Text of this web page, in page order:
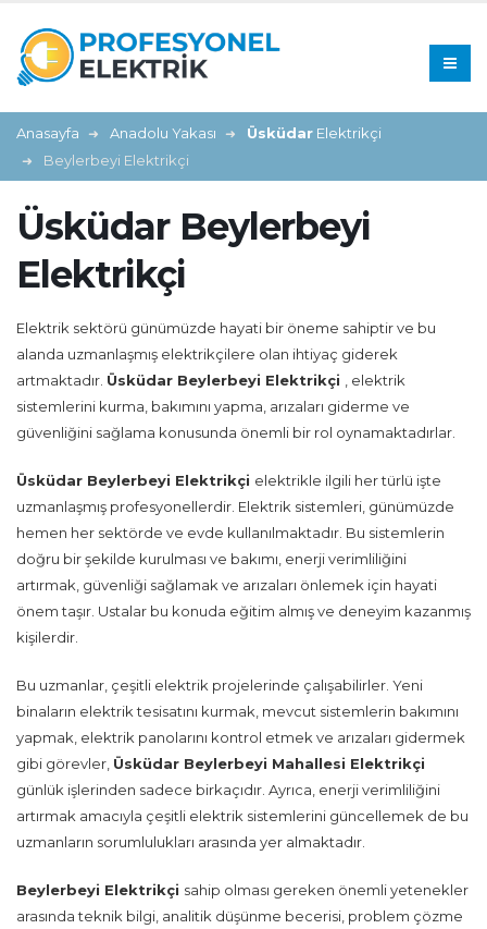
Anasayfa Anadolu Yakası Üsküdar Elektrikçi
Beylerbeyi Elektrikçi
Üsküdar Beylerbeyi
Elektrikçi
Elektrik sektörü günümüzde hayati bir öneme sahiptir ve bu
alanda uzmanlaşmış elektrikçilere olan ihtiyaç giderek
artmaktadır. Üsküdar Beylerbeyi Elektrikçi
, elektrik
sistemlerini kurma, bakımını yapma, arızaları giderme ve
güvenliğini sağlama konusunda önemli bir rol oynamaktadırlar.
Üsküdar Beylerbeyi Elektrikçi elektrikle ilgili her türlü işte
uzmanlaşmış profesyonellerdir. Elektrik sistemleri, günümüzde
hemen her sektörde ve evde kullanılmaktadır. Bu sistemlerin
doğru bir şekilde kurulması ve bakımı, enerji verimliliğini
artırmak, güvenliği sağlamak ve arızaları önlemek için hayati
önem taşır. Ustalar bu konuda eğitim almış ve deneyim kazanmış
kişilerdir.
Bu uzmanlar, çeşitli elektrik projelerinde çalışabilirler. Yeni
binaların elektrik tesisatını kurmak, mevcut sistemlerin bakımını
yapmak, elektrik panolarını kontrol etmek ve arızaları gidermek
gibi görevler, Üsküdar Beylerbeyi Mahallesi Elektrikçi
günlük işlerinden sadece birkaçıdır. Ayrıca, enerji verimliliğini
artırmak amacıyla çeşitli elektrik sistemlerini güncellemek de bu
uzmanların sorumlulukları arasında yer almaktadır.
Beylerbeyi Elektrikçi sahip olması gereken önemli yetenekler
arasında teknik bilgi, analitik düşünme becerisi, problem çözme